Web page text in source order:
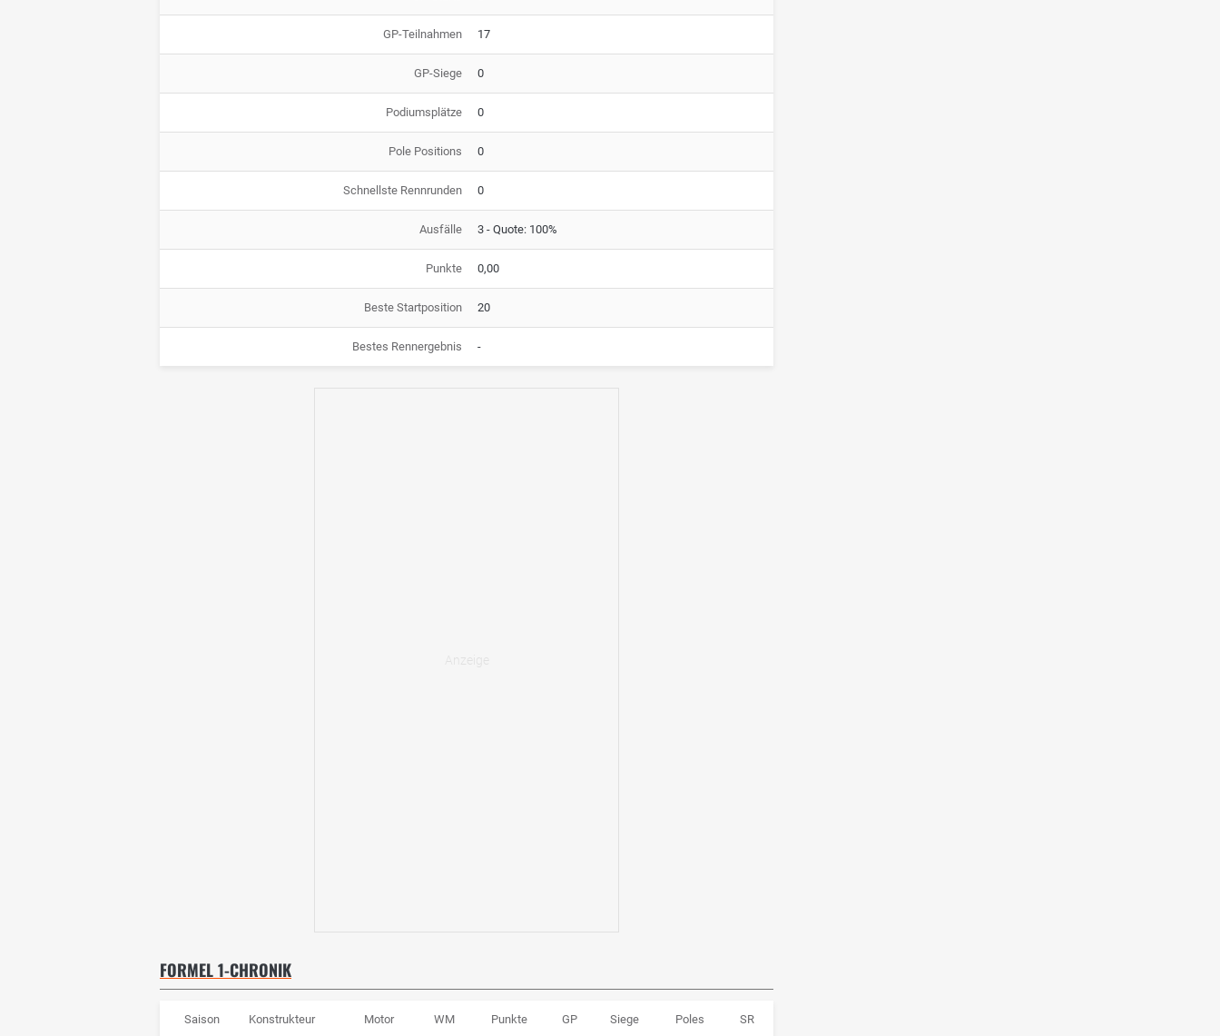
GP-Teilnahmen 17
GP-Siege 0
Podiumsplätze 0
Pole Positions 0
Schnellste Rennrunden 0
Ausfälle 3 - Quote: 100%
Punkte 0,00
Beste Startposition 20
Bestes Rennergebnis -
FORMEL 1-CHRONIK
Saison Konstrukteur Motor WM Punkte GP Siege Poles SR